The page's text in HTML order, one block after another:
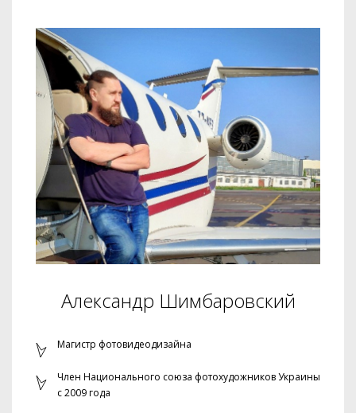
Александр Шимбаровский
Магистр фотовидеодизайна
Член Национального союза фотохудожников Украины
с 2009 года